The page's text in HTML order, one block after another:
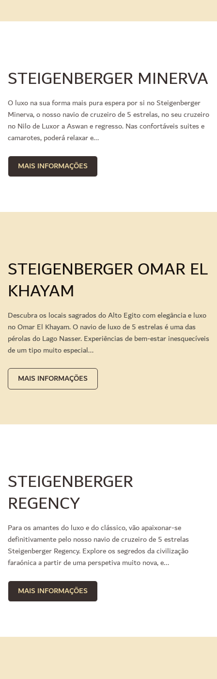
STEIGENBERGER MINERVA
O luxo na sua forma mais pura espera por si no Steigenberger
Minerva, o nosso navio de cruzeiro de 5 estrelas, no seu cruzeiro
no Nilo de Luxor a Aswan e regresso. Nas confortáveis suites e
camarotes, poderá relaxar e...
MAIS INFORMAÇÕES
STEIGENBERGER OMAR EL
KHAYAM
Descubra os locais sagrados do Alto Egito com elegância e luxo
no Omar El Khayam. O navio de luxo de 5 estrelas é uma das
pérolas do Lago Nasser. Experiências de bem-estar inesquecíveis
de um tipo muito especial...
MAIS INFORMAÇÕES
STEIGENBERGER
REGENCY
Para os amantes do luxo e do clássico, vão apaixonar-se
definitivamente pelo nosso navio de cruzeiro de 5 estrelas
Steigenberger Regency. Explore os segredos da civilização
faraónica a partir de uma perspetiva muito nova, e...
MAIS INFORMAÇÕES